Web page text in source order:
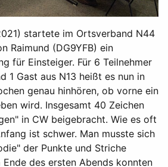
startete im Ortsverband N44
Raimund (DG9YFB) ein
für Einsteiger. Für 6 Teilnehmer
1 Gast aus N13 heißt es nun in
genau hinhören, ob vorne ein
wird. Insgesamt 40 Zeichen
in CW beigebracht. Wie es oft
ist schwer. Man musste sich
der Punkte und Striche
des ersten Abends konnten